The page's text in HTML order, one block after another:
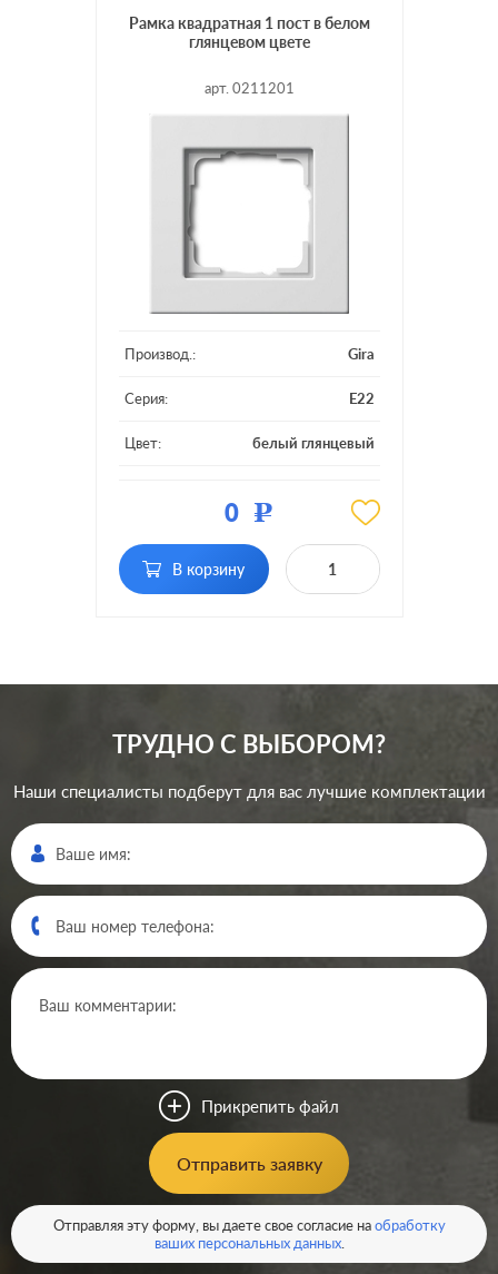
Рамка квадратная 1 пост в белом
глянцевом цвете
арт. 0211201
Производ.: Gira
Серия: E22
Цвет: белый глянцевый
0 Р
В корзину
ТРУДНО С ВЫБОРОМ?
Наши специалисты подберут для вас лучшие комплектации
Отправить заявку
Прикрепить файл
Отправляя эту форму, вы даете свое согласие наобработку
ваших персональных данных.